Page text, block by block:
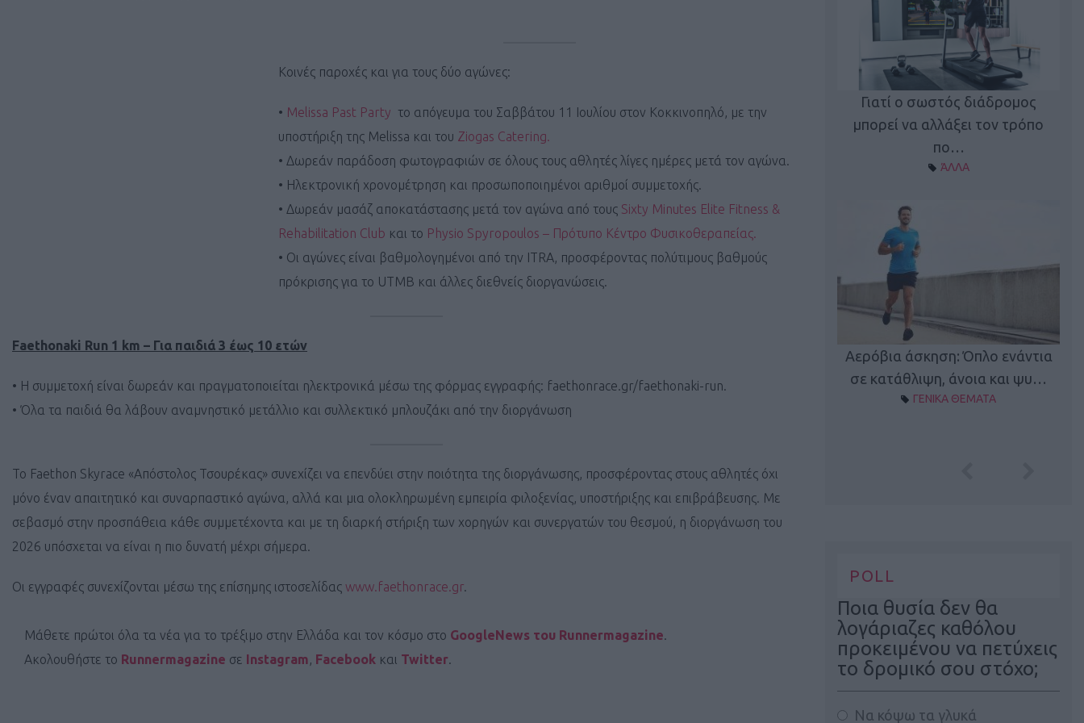
Κοινές παροχές και για τους δύο αγώνες:
• Melissa Past Party το απόγευμα του Σαββάτου 11 Ιουλίου στον Κοκκινοπηλό, με την
υποστήριξη της Melissa και του Ziogas Catering.
• Δωρεάν παράδοση φωτογραφιών σε όλους τους αθλητές λίγες ημέρες μετά τον αγώνα.
• Ηλεκτρονική χρονομέτρηση και προσωποποιημένοι αριθμοί συμμετοχής.
• Δωρεάν μασάζ αποκατάστασης μετά τον αγώνα από τους Sixty Minutes Elite Fitness &
Rehabilitation Club και το Physio Spyropoulos – Πρότυπο Κέντρο Φυσικοθεραπείας.
• Οι αγώνες είναι βαθμολογημένοι από την ITRA, προσφέροντας πολύτιμους βαθμούς
πρόκρισης για το UTMB και άλλες διεθνείς διοργανώσεις.
Faethonaki Run 1 km – Για παιδιά 3 έως 10 ετών
• Η συμμετοχή είναι δωρεάν και πραγματοποιείται ηλεκτρονικά μέσω της φόρμας εγγραφής: faethonrace.gr/faethonaki-run.
• Όλα τα παιδιά θα λάβουν αναμνηστικό μετάλλιο και συλλεκτικό μπλουζάκι από την διοργάνωση
Το Faethon Skyrace «Απόστολος Τσουρέκας» συνεχίζει να επενδύει στην ποιότητα της διοργάνωσης, προσφέροντας στους αθλητές όχι
μόνο έναν απαιτητικό και συναρπαστικό αγώνα, αλλά και μια ολοκληρωμένη εμπειρία φιλοξενίας, υποστήριξης και επιβράβευσης. Με
σεβασμό στην προσπάθεια κάθε συμμετέχοντα και με τη διαρκή στήριξη των χορηγών και συνεργατών του θεσμού, η διοργάνωση του
2026 υπόσχεται να είναι η πιο δυνατή μέχρι σήμερα.
Οι εγγραφές συνεχίζονται μέσω της επίσημης ιστοσελίδας www.faethonrace.gr.
Μάθετε πρώτοι όλα τα νέα για το τρέξιμο στην Ελλάδα και τον κόσμο στο GoogleNews του Runnermagazine.
Ακολουθήστε το Runnermagazine σε Instagram, Facebook και Twitter.
Καφές και καφεΐνη
Γιατί ο σωστός διάδρομος
μπορεί να αλλάξει τον τρόπο
πο…
ΆΛΛΑ
Αερόβια άσκηση: Όπλο ενάντια
σε κατάθλιψη, άνοια και ψυ…
ΓΕΝΙΚΑ ΘΕΜΑΤΑ
POLL
Ποια θυσία δεν θα
λογάριαζες καθόλου
προκειμένου να πετύχεις
το δρομικό σου στόχο;
Να κόψω τα γλυκά